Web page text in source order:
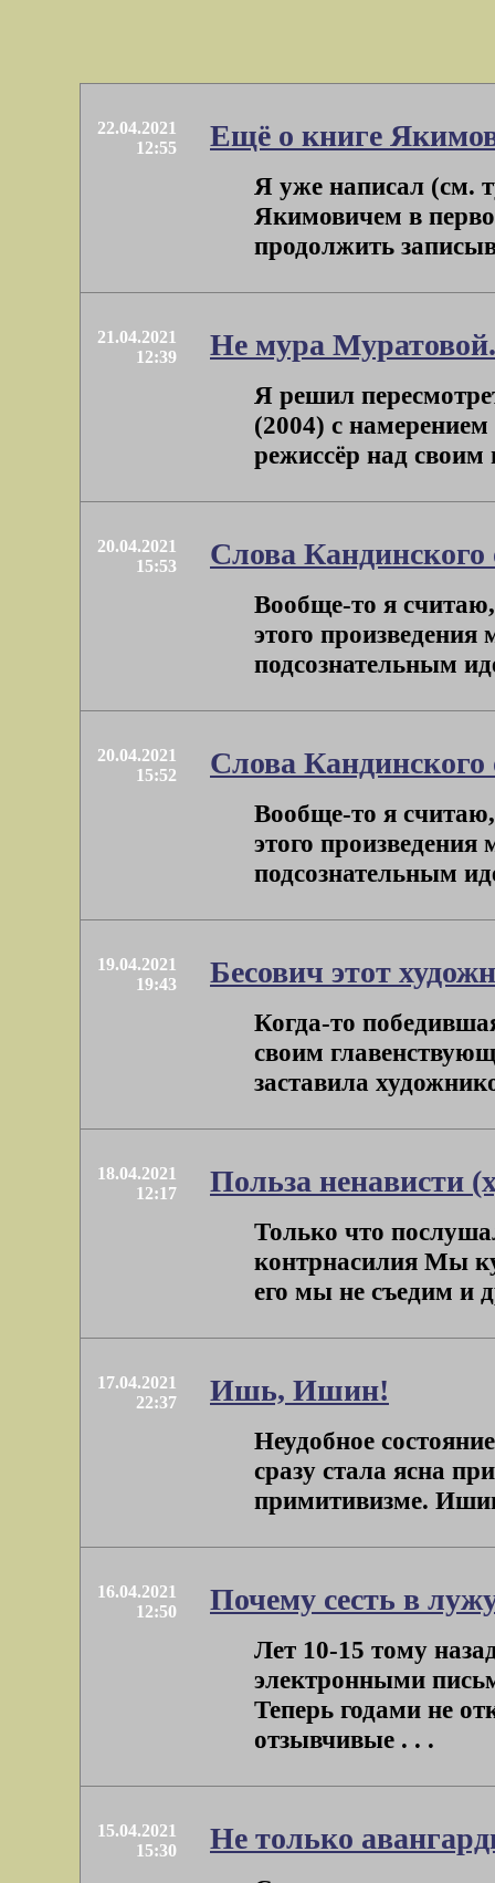
22.04.2021
12:55
Ещё о книге
Я уже написал (см.
Якимовичем в
продолжить
21.04.2021
12:39
Не мура
Я решил
(2004) с
режиссёр над
20.04.2021
15:53
Слова
Вообще-то я считаю,
этого произведения
подсознательным
20.04.2021
15:52
Слова
Вообще-то я считаю,
этого произведения
подсознательным
19.04.2021
19:43
Бесович этот
Когда-то
своим
заставила
18.04.2021
12:17
Польза ненависти
Только что
контрнасилия Мы
его мы не съедим и
17.04.2021
22:37
Ишь, Ишин!
Неудобное
сразу стала ясна
примитивизме.
16.04.2021
12:50
Почему сесть в
Лет 10-15 тому
электронными
Теперь годами не
отзывчивые . . .
15.04.2021
15:30
Не только